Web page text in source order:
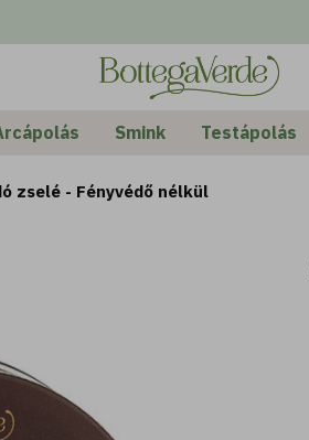
Smink Testápolás
zselé - Fényvédő nélkül